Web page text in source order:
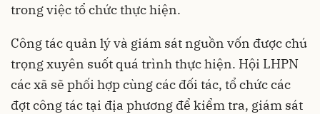
trong việc tổ chức thực hiện.
Công tác quản lý và giám sát nguồn vốn được chú
trọng xuyên suốt quá trình thực hiện. Hội LHPN
các xã sẽ phối hợp cùng các đối tác, tổ chức các
đợt công tác tại địa phương để kiểm tra, giám sát